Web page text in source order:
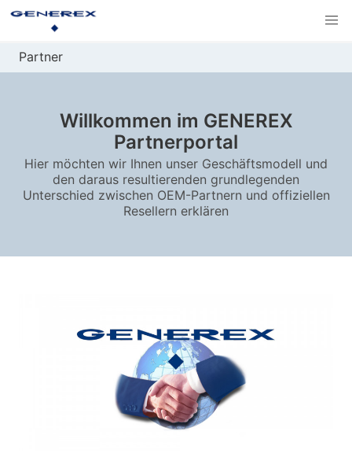
Partner
Willkommen im GENEREX
Partnerportal
Hier möchten wir Ihnen unser Geschäftsmodell und
den daraus resultierenden grundlegenden
Unterschied zwischen OEM-Partnern und offiziellen
Resellern erklären